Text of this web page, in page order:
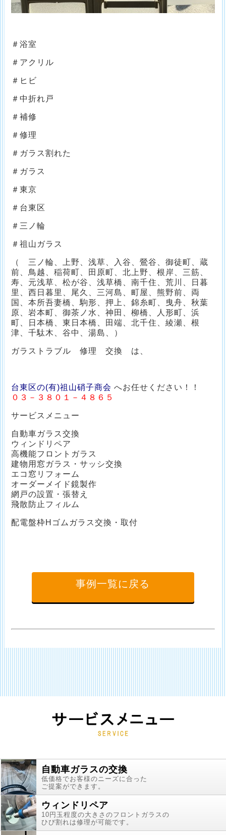
＃浴室
＃アクリル
＃ヒビ
＃中折れ戸
＃補修
＃修理
＃ガラス割れた
＃ガラス
＃東京
＃台東区
＃三ノ輪
＃祖山ガラス
（ 三ノ輪、上野、浅草、入谷、鶯谷、御徒町、蔵
前、鳥越、稲荷町、田原町、北上野、根岸、三筋、
寿、元浅草、松が谷、浅草橋、南千住、荒川、日暮
里、西日暮里、尾久、三河島、町屋、熊野前、両
国、本所吾妻橋、駒形、押上、錦糸町、曳舟、秋葉
原、岩本町、御茶ノ水、神田、柳橋、人形町、浜
町、日本橋、東日本橋、田端、北千住、綾瀬、根
津、千駄木、谷中、湯島、）
ガラストラブル 修理 交換 は、
台東区の(有)祖山硝子商会 へお任せください！！
０３－３８０１－４８６５
サービスメニュー
自動車ガラス交換
ウィンドリペア
高機能フロントガラス
建物用窓ガラス・サッシ交換
エコ窓リフォーム
オーダーメイド鏡製作
網戸の設置・張替え
飛散防止フィルム
配電盤枠Hゴムガラス交換・取付
事例一覧に戻る
自動車ガラスの交換
低価格でお客様のニーズに合った
ご提案ができます。
ウィンドリペア
10円玉程度の大きさのフロントガラスの
ひび割れは修理が可能です。